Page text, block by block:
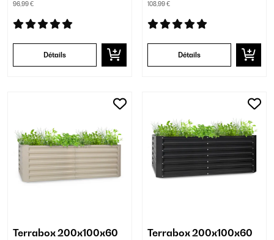
96,99 €
Détails
108,99 €
Détails
Terrabox 200x100x60
Terrabox 200x100x60